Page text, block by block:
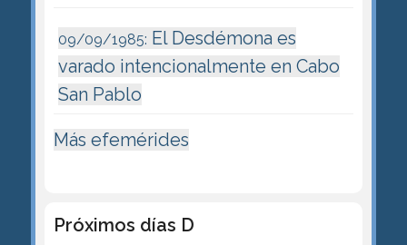
09/09/1985: El Desdémona es
varado intencionalmente en Cabo
San Pablo
Más efemérides
Próximos días D